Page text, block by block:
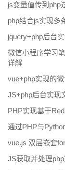
js变量值传到php
php结合js实现多
jquery+php后台
微信小程序学习
详解
vue+php实现的
JS+php后台实现
PHP实现基于
通过PHP与
vue.js 双层嵌套
JS获取并处理